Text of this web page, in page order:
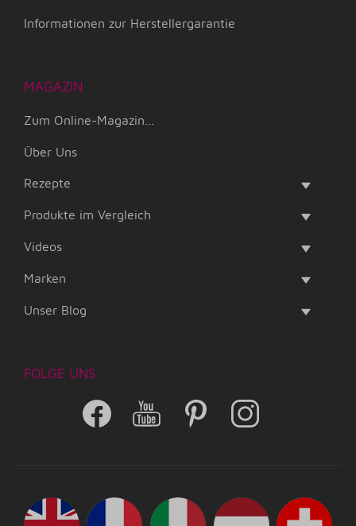
Informationen zur Herstellergarantie
MAGAZIN
Zum Online-Magazin...
Über Uns
Rezepte
Produkte im Vergleich
Videos
Marken
Unser Blog
FOLGE UNS